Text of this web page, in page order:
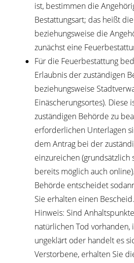
ist, bestimmen die
Bestattungsart; das heißt
beziehungsweise die
zunächst eine
Für die Feuerbestattung
Erlaubnis der zuständigen
beziehungsweise
Einäscherungsortes). Diese
zuständigen Behörde zu
erforderlichen Unterlagen
dem Antrag bei der
einzureichen (grundsätzlich
bereits möglich auch
Behörde entscheidet
Sie erhalten einen Bescheid.
Hinweis: Sind
natürlichen Tod vorhanden,
ungeklärt oder handelt es
Verstorbene, erhalten Sie